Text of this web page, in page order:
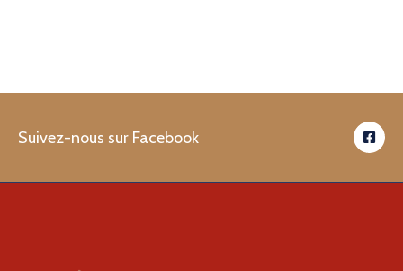
Suivez-nous sur Facebook